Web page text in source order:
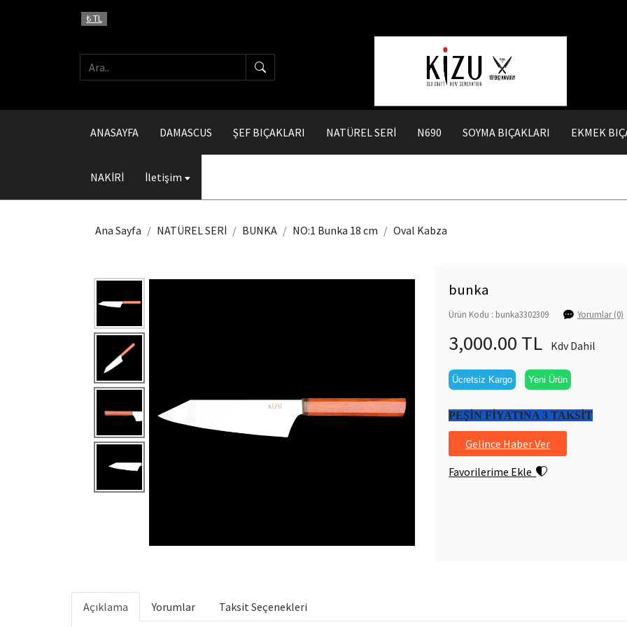
₺ TL
ANASAYFA DAMASCUS ŞEF BIÇAKLARI NATÜREL SERİ N690 SOYMA BIÇAKLARI EKMEK
NAKİRİ İletişim
Ana Sayfa NATÜREL SERİ BUNKA NO:1 Bunka 18 cm Oval Kabza
bunka
Ürün Kodu : bunka3302309 Yorumlar (0)
3,000.00 TL Kdv Dahil
Ücretsiz Kargo Yeni Ürün
PEŞİN FİYATINA 3 TAKSİT
Gelince Haber Ver
Favorilerime Ekle
Açıklama Yorumlar Taksit Seçenekleri